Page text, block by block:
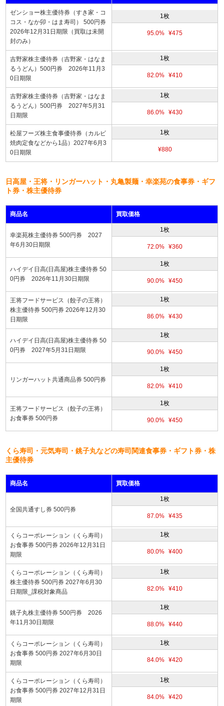
ゼンショー株主優待券（すき家・コ
コス・なか卯・はま寿司） 500円券
2026年12月31日期限（買取は未開
封のみ）
1枚
95.0% ¥475
吉野家株主優待券（吉野家・はなま
るうどん）500円券 2026年11月3
0日期限
1枚
82.0% ¥410
吉野家株主優待券（吉野家・はなま
るうどん）500円券 2027年5月31
日期限
1枚
86.0% ¥430
松屋フーズ株主食事優待券（カルビ
焼肉定食などから1品）2027年6月3
0日期限
1枚
¥880
日高屋・王将・リンガーハット・丸亀製麺・幸楽苑の食事券・ギフ
ト券・株主優待券
商品名 買取価格
幸楽苑株主優待券 500円券 2027
年6月30日期限
1枚
72.0% ¥360
ハイデイ日高(日高屋)株主優待券 50
0円券 2026年11月30日期限
1枚
90.0% ¥450
王将フードサービス（餃子の王将）
株主優待券 500円券 2026年12月30
日期限
1枚
86.0% ¥430
ハイデイ日高(日高屋)株主優待券 50
0円券 2027年5月31日期限
1枚
90.0% ¥450
リンガーハット共通商品券 500円券
1枚
82.0% ¥410
王将フードサービス（餃子の王将）
お食事券 500円券
1枚
90.0% ¥450
くら寿司・元気寿司・銚子丸などの寿司関連食事券・ギフト券・株
主優待券
商品名 買取価格
全国共通すし券 500円券
1枚
87.0% ¥435
くらコーポレーション（くら寿司）
お食事券 500円券 2026年12月31日
期限
1枚
80.0% ¥400
くらコーポレーション（くら寿司）
株主優待券 500円券 2027年6月30
日期限_課税対象商品
1枚
82.0% ¥410
銚子丸株主優待券 500円券 2026
年11月30日期限
1枚
88.0% ¥440
くらコーポレーション（くら寿司）
お食事券 500円券 2027年6月30日
期限
1枚
84.0% ¥420
くらコーポレーション（くら寿司）
お食事券 500円券 2027年12月31日
期限
1枚
84.0% ¥420